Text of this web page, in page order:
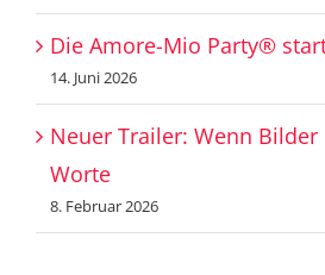
Die Amore-Mio Party®
14. Juni 2026
Neuer Trailer: Wenn
Worte
8. Februar 2026